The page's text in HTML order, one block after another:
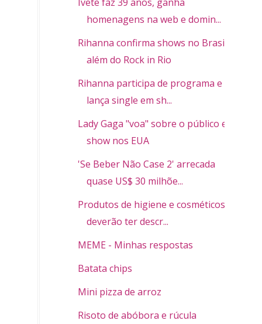
homenagens na web e domin...
Rihanna confirma shows no Brasil
além do Rock in Rio
Rihanna participa de programa e
lança single em sh...
Lady Gaga "voa" sobre o público em
show nos EUA
'Se Beber Não Case 2' arrecada
quase US$ 30 milhõe...
Produtos de higiene e cosméticos
deverão ter descr...
MEME - Minhas respostas
Batata chips
Mini pizza de arroz
Risoto de abóbora e rúcula